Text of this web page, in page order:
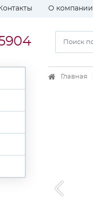
О компании
Главная